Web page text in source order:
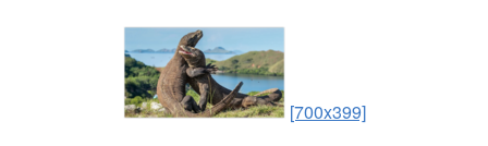
[700x399]